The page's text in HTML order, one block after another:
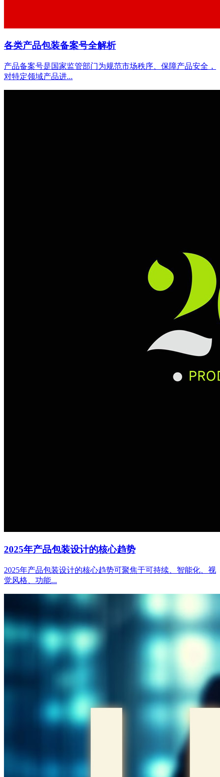
各类产品包装备案号全解析
产品备案号是国家监管部门为规范市场秩序、保障产品安全，
对特定领域产品进...
2025年产品包装设计的核心趋势
2025年产品包装设计的核心趋势可聚焦于可持续、智能化、视
觉风格、功能...